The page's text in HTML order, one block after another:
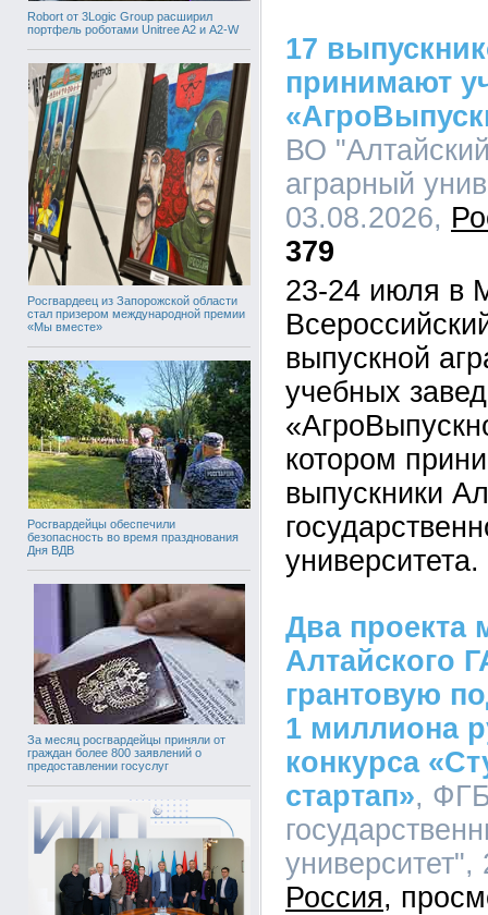
Robort от 3Logic Group расширил
портфель роботами Unitree A2 и A2-W
Росгвардеец из Запорожской области
стал призером международной премии
«Мы вместе»
Росгвардейцы обеспечили
безопасность во время празднования
Дня ВДВ
За месяц росгвардейцы приняли от
граждан более 800 заявлений о
предоставлении госуслуг
17
принимают
ВО
аграрный
03.08.2026,
379
23-24 июля в
выпускной
учебных
котором
выпускники
университета.
Два проекта
Алтайского
грантовую
1 миллиона
конкурса
стартап»,
Россия